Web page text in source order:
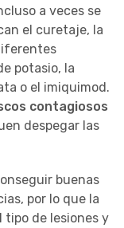
a veces se
el curetaje, la
potasio, la
o el imiquimod.
contagiosos
despegar las
buenas
por lo que la
tipo de lesiones y